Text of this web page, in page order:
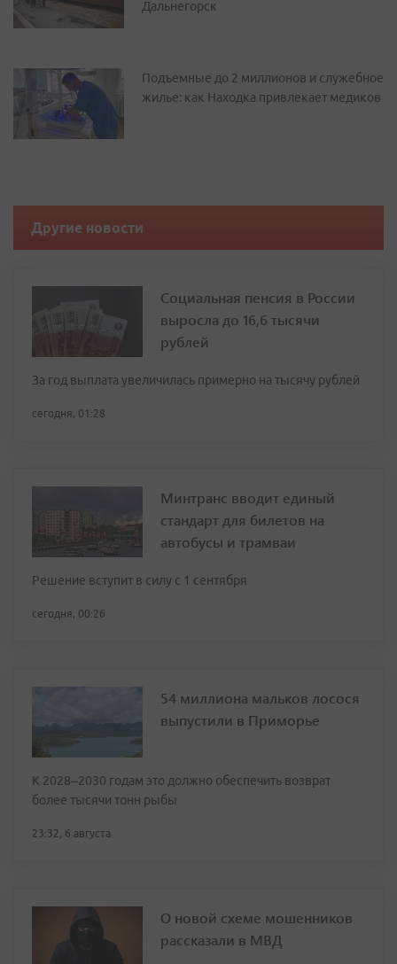
Дальнегорск
Подъемные до 2 миллионов и служебное
жилье: как Находка привлекает медиков
Другие новости
Социальная пенсия в России
выросла до 16,6 тысячи
рублей
За год выплата увеличилась примерно на тысячу рублей
сегодня, 01:28
Минтранс вводит единый
стандарт для билетов на
автобусы и трамваи
Решение вступит в силу с 1 сентября
сегодня, 00:26
54 миллиона мальков лосося
выпустили в Приморье
К 2028–2030 годам это должно обеспечить возврат
более тысячи тонн рыбы
23:32, 6 августа
О новой схеме мошенников
рассказали в МВД